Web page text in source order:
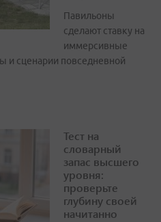
Павильоны
сделают ставку на
иммерсивные
и сценарии повседневной
Тест на
словарный
запас высшего
уровня:
проверьте
глубину своей
начитанно